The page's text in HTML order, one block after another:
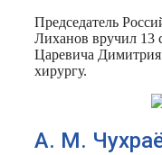
Председатель
Лиханов вручил 13
Царевича
хирургу.
А. М.